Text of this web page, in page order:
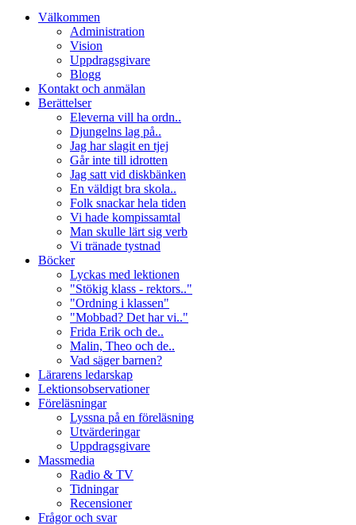
Välkommen
Administration
Vision
Uppdragsgivare
Blogg
Kontakt och anmälan
Berättelser
Eleverna vill ha ordn..
Djungelns lag på..
Jag har slagit en tjej
Går inte till idrotten
Jag satt vid diskbänken
En väldigt bra skola..
Folk snackar hela tiden
Vi hade kompissamtal
Man skulle lärt sig verb
Vi tränade tystnad
Böcker
Lyckas med lektionen
"Stökig klass - rektors.."
"Ordning i klassen"
"Mobbad? Det har vi.."
Frida Erik och de..
Malin, Theo och de..
Vad säger barnen?
Lärarens ledarskap
Lektionsobservationer
Föreläsningar
Lyssna på en föreläsning
Utvärderingar
Uppdragsgivare
Massmedia
Radio & TV
Tidningar
Recensioner
Frågor och svar